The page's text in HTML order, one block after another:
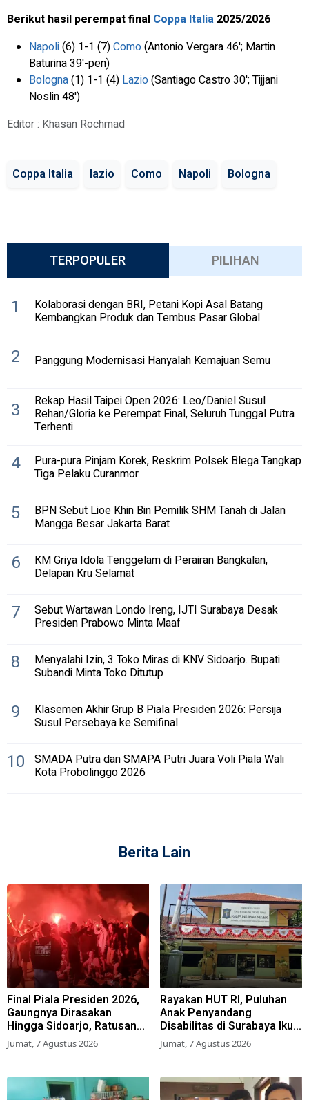
Berikut hasil perempat final Coppa Italia 2025/2026
Napoli(6) 1-1 (7)Como(Antonio Vergara 46'; Martin
Baturina 39'-pen)
Bologna(1) 1-1 (4) Lazio(Santiago Castro 30'; Tijjani
Noslin 48')
Editor : Khasan Rochmad
Coppa Italia lazio Como Napoli Bologna
TERPOPULER PILIHAN
1 Kolaborasi dengan BRI, Petani Kopi Asal Batang
Kembangkan Produk dan Tembus Pasar Global
2 Panggung Modernisasi Hanyalah Kemajuan Semu
3 Rekap Hasil Taipei Open 2026: Leo/Daniel Susul
Rehan/Gloria ke Perempat Final, Seluruh Tunggal Putra
Terhenti
4 Pura-pura Pinjam Korek, Reskrim Polsek Blega Tangkap
Tiga Pelaku Curanmor
5 BPN Sebut Lioe Khin Bin Pemilik SHM Tanah di Jalan
Mangga Besar Jakarta Barat
6 KM Griya Idola Tenggelam di Perairan Bangkalan,
Delapan Kru Selamat
7 Sebut Wartawan Londo Ireng, IJTI Surabaya Desak
Presiden Prabowo Minta Maaf
8 Menyalahi Izin, 3 Toko Miras di KNV Sidoarjo. Bupati
Subandi Minta Toko Ditutup
9 Klasemen Akhir Grup B Piala Presiden 2026: Persija
Susul Persebaya ke Semifinal
10 SMADA Putra dan SMAPA Putri Juara Voli Piala Wali
Kota Probolinggo 2026
Berita Lain
Final Piala Presiden 2026,
Gaungnya Dirasakan
Hingga Sidoarjo, Ratusan
Suporter Nobar Gratis
Jumat, 7 Agustus 2026
Rayakan HUT RI, Puluhan
Anak Penyandang
Disabilitas di Surabaya Ikuti
Beragam Lomba
Jumat, 7 Agustus 2026